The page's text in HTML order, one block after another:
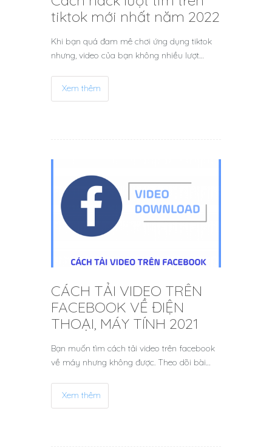
tiktok mới nhất năm 2022
Khi bạn quá đam mê chơi ứng dụng tiktok
nhưng, video của bạn không nhiều lượt…
Xem thêm
CÁCH TẢI VIDEO TRÊN
FACEBOOK VỀ ĐIỆN
THOẠI, MÁY TÍNH 2021
Bạn muốn tìm cách tải video trên facebook
về máy nhưng không được. Theo dõi bài…
Xem thêm